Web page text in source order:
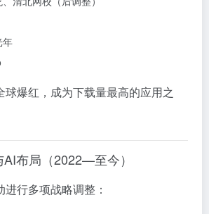
年
球爆红，成为下载量最高的应用之
布局（2022—至今）
行多项战略调整：